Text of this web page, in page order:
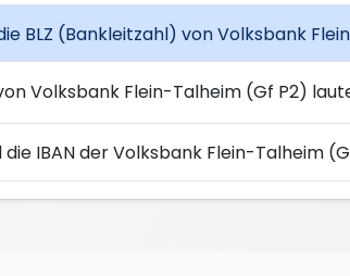
BLZ (Bankleitzahl) von Volksbank
Volksbank Flein-Talheim (Gf P2)
die IBAN der Volksbank Flein-Talheim